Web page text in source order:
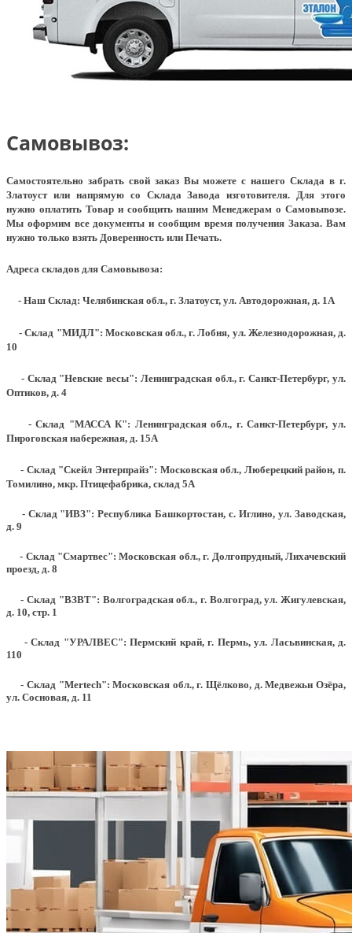
Самовывоз:
Самостоятельно забрать свой заказ Вы можете с нашего Склада в г.
Златоуст или напрямую со Склада Завода изготовителя. Для этого
нужно оплатить Товар и сообщить нашим Менеджерам о Самовывозе.
Мы оформим все документы и сообщим время получения Заказа. Вам
нужно только взять Доверенность или Печать.
Адреса складов для Самовывоза:
- Наш Склад: Челябинская обл., г. Златоуст, ул. Автодорожная, д. 1А
- Склад "МИДЛ": Московская обл., г. Лобня, ул. Железнодорожная, д.
10
- Склад "Невские весы": Ленинградская обл., г. Санкт-Петербург, ул.
Оптиков, д. 4
- Склад "МАССА К": Ленинградская обл., г. Санкт-Петербург, ул.
Пироговская набережная, д. 15А
- Склад "Скейл Энтерпрайз": Московская обл., Люберецкий район, п.
Томилино, мкр. Птицефабрика, склад 5А
- Склад "ИВЗ": Республика Башкортостан, с. Иглино, ул. Заводская,
д. 9
- Склад "Смартвес":Московская обл., г. Долгопрудный, Лихачевский
проезд, д. 8
- Склад "ВЗВТ": Волгоградская обл., г. Волгоград, ул. Жигулевская,
д. 10, стр. 1
- Склад "УРАЛВЕС": Пермский край, г. Пермь, ул. Ласьвинская, д.
110
- Склад "Mertech": Московская обл., г. Щёлково, д. Медвежьи Озёра,
ул. Сосновая, д. 11